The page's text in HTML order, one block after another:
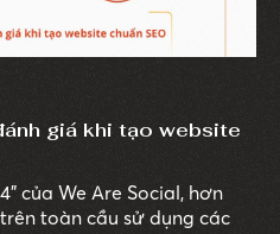
giá khi tạo website
của We Are Social, hơn
toàn cầu sử dụng các